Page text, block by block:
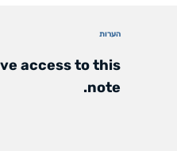
הערות
access to this
note.